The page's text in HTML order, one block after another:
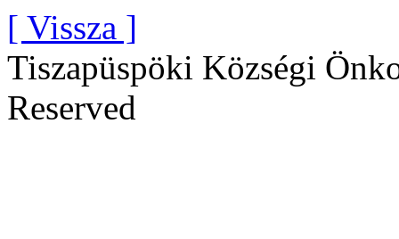
[ Vissza ]
Tiszapüspöki Községi
Reserved